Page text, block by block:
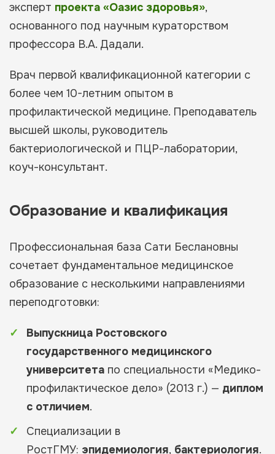
эксперт проекта «Оазис здоровья»,
основанного под научным кураторством
профессора В.А. Дадали.
Врач первой квалификационной категории с
более чем 10-летним опытом в
профилактической медицине. Преподаватель
высшей школы, руководитель
бактериологической и ПЦР-лаборатории,
коуч-консультант.
Образование и квалификация
Профессиональная база Сати Беслановны
сочетает фундаментальное медицинское
образование с несколькими направлениями
переподготовки:
Выпускница Ростовского
государственного медицинского
университета по специальности «Медико-
профилактическое дело» (2013 г.) — диплом
с отличием.
Специализации в
РостГМУ: эпидемиология, бактериология.